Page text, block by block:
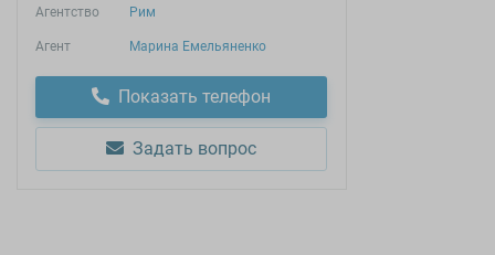
Агентство Рим
Агент Марина Емельяненко
Показать телефон
Задать вопрос